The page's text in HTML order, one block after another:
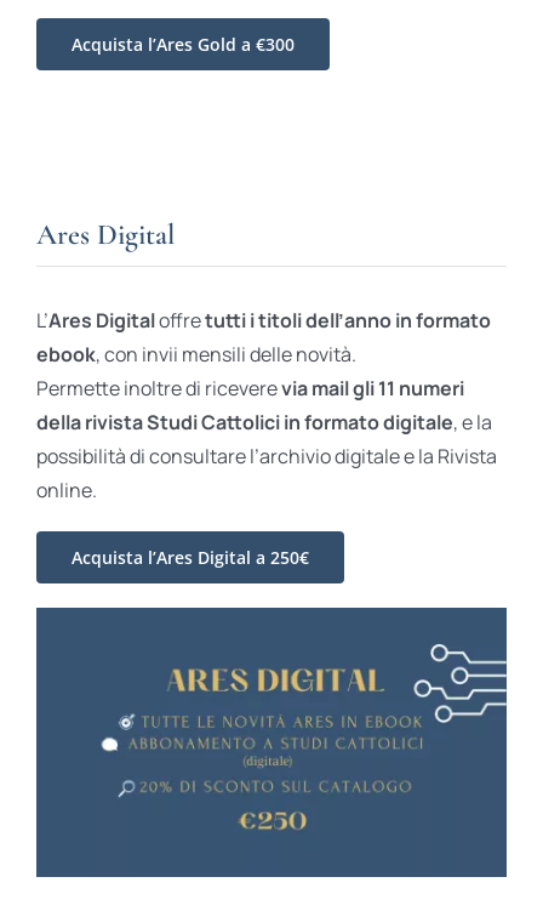
Acquista l’Ares Gold a €300
Ares Digital
L’Ares Digitaloffretutti i titoli dell’anno in formato
ebook, con invii mensili delle novità.
Permette inoltre di riceverevia mail gli 11 numeri
della rivista Studi Cattolici in formato digitale, e la
possibilità di consultare l’archivio digitale e la Rivista
online.
Acquista l’Ares Digital a 250€